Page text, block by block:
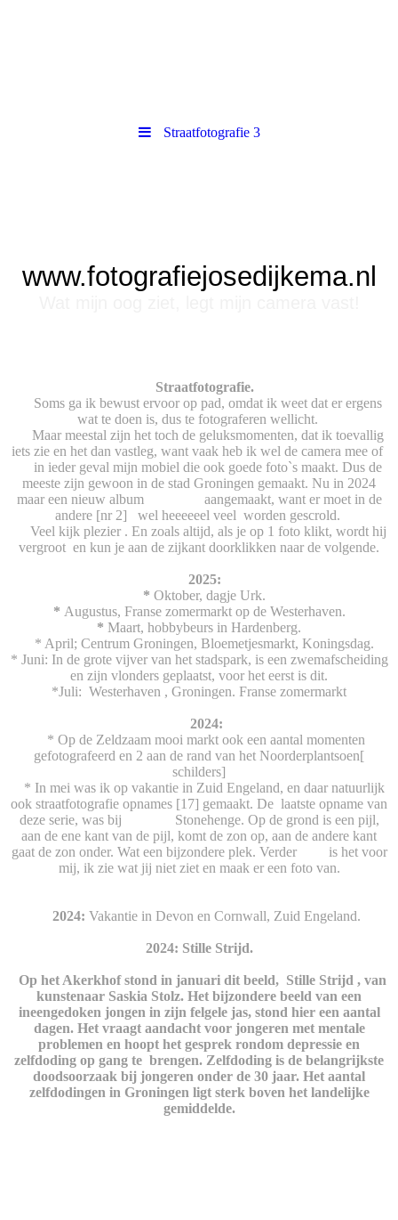
Straatfotografie 3
www.fotografiejosedijkema.nl
Straatfotografie.
Soms ga ik bewust ervoor op pad, omdat ik weet dat er ergens
wat te doen is, dus te fotograferen wellicht.
Maar meestal zijn het toch de geluksmomenten, dat ik toevallig
iets zie en het dan vastleg, want vaak heb ik wel de camera mee of
in ieder geval mijn mobiel die ook goede foto`s maakt. Dus de
meeste zijn gewoon in de stad Groningen gemaakt. Nu in 2024
maar een nieuw album aangemaakt, want er moet in de
andere [nr 2]
wel heeeeeel veel worden gescrold.
Veel kijk plezier . En zoals altijd, als je op 1 foto klikt, wordt hij
vergroot en kun je aan de zijkant doorklikken naar de volgende.
2025:
* Oktober, dagje Urk.
* Augustus, Franse zomermarkt op de Westerhaven.
* Maart, hobbybeurs in Hardenberg.
* April; Centrum Groningen, Bloemetjesmarkt, Koningsdag.
* Juni: In de grote vijver van het stadspark, is een zwemafscheiding
en zijn vlonders geplaatst, voor het eerst is dit.
*Juli: Westerhaven , Groningen. Franse zomermarkt
2024:
* Op de Zeldzaam mooi markt ook een aantal momenten
gefotografeerd en 2 aan de rand van het Noorderplantsoen[
schilders]
* In mei was ik op vakantie in Zuid Engeland, en daar natuurlijk
ook straatfotografie opnames [17] gemaakt. De laatste opname van
deze serie, was bij Stonehenge. Op de grond is een pijl,
aan de ene kant van de pijl, komt de zon op, aan de andere kant
gaat de zon onder. Wat een bijzondere plek. Verder is het voor
mij, ik zie wat jij niet ziet en maak er een foto van.
2024: Vakantie in Devon en Cornwall, Zuid Engeland.
2024: Stille Strijd.
Op het Akerkhof stond in januari dit beeld, Stille Strijd , van
kunstenaar Saskia Stolz. Het bijzondere beeld van een
ineengedoken jongen in zijn felgele jas, stond hier een aantal
dagen. Het vraagt aandacht voor jongeren met mentale
problemen en hoopt het gesprek rondom depressie en
zelfdoding op gang te brengen. Zelfdoding is de belangrijkste
doodsoorzaak bij jongeren onder de 30 jaar. Het aantal
zelfdodingen in Groningen ligt sterk boven het landelijke
gemiddelde.